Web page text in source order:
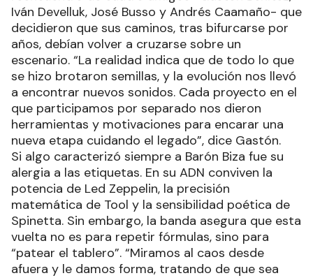
Iván Develluk, José Busso y Andrés Caamaño- que
decidieron que sus caminos, tras bifurcarse por
años, debían volver a cruzarse sobre un
escenario. “La realidad indica que de todo lo que
se hizo brotaron semillas, y la evolución nos llevó
a encontrar nuevos sonidos. Cada proyecto en el
que participamos por separado nos dieron
herramientas y motivaciones para encarar una
nueva etapa cuidando el legado”, dice Gastón.
Si algo caracterizó siempre a Barón Biza fue su
alergia a las etiquetas. En su ADN conviven la
potencia de Led Zeppelin, la precisión
matemática de Tool y la sensibilidad poética de
Spinetta. Sin embargo, la banda asegura que esta
vuelta no es para repetir fórmulas, sino para
“patear el tablero”. “Miramos al caos desde
afuera y le damos forma, tratando de que sea